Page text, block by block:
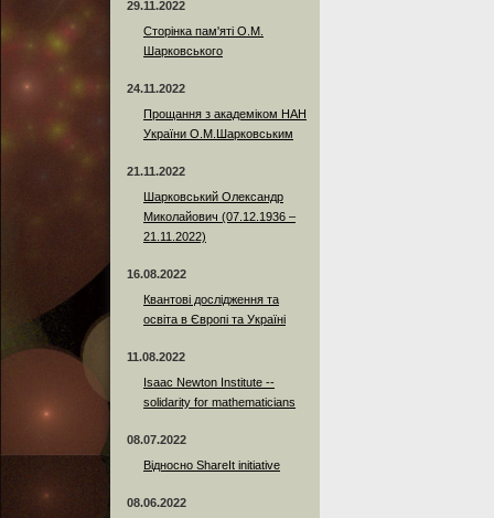
29.11.2022
Сторінка пам'яті О.М.
Шарковського
24.11.2022
Прощання з академіком НАН
України О.М.Шарковським
21.11.2022
Шарковський Олександр
Миколайович (07.12.1936 –
21.11.2022)
16.08.2022
Квантові дослідження та
освіта в Європі та Україні
11.08.2022
Isaac Newton Institute --
solidarity for mathematicians
08.07.2022
Відносно ShareIt initiative
08.06.2022